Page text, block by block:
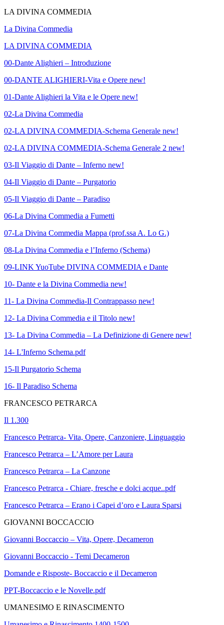
LA DIVINA COMMEDIA
La Divina Commedia
LA DIVINA COMMEDIA
00-Dante Alighieri – Introduzione
00-DANTE ALIGHIERI-Vita e Opere new!
01-Dante Alighieri la Vita e le Opere new!
02-La Divina Commedia
02-LA DIVINA COMMEDIA-Schema Generale new!
02-LA DIVINA COMMEDIA-Schema Generale 2 new!
03-Il Viaggio di Dante – Inferno new!
04-Il Viaggio di Dante – Purgatorio
05-Il Viaggio di Dante – Paradiso
06-La Divina Commedia a Fumetti
07-La Divina Commedia Mappa (prof.ssa A. Lo G.)
08-La Divina Commedia e l’Inferno (Schema)
09-LINK YuoTube DIVINA COMMEDIA e Dante
10- Dante e la Divina Commedia new!
11- La Divina Commedia-Il Contrappasso new!
12- La Divina Commedia e il Titolo new!
13- La Divina Commedia – La Definizione di Genere new!
14- L'Inferno Schema.pdf
15-Il Purgatorio Schema
16- Il Paradiso Schema
FRANCESCO PETRARCA
Il 1.300
Francesco Petrarca- Vita, Opere, Canzoniere, Linguaggio
Francesco Petrarca – L’Amore per Laura
Francesco Petrarca – La Canzone
Francesco Petrarca - Chiare, fresche e dolci acque..pdf
Francesco Petrarca – Erano i Capei d’oro e Laura Sparsi
GIOVANNI BOCCACCIO
Giovanni Boccaccio – Vita, Opere, Decameron
Giovanni Boccaccio - Temi Decameron
Domande e Risposte- Boccaccio e il Decameron
PPT-Boccaccio e le Novelle.pdf
UMANESIMO E RINASCIMENTO